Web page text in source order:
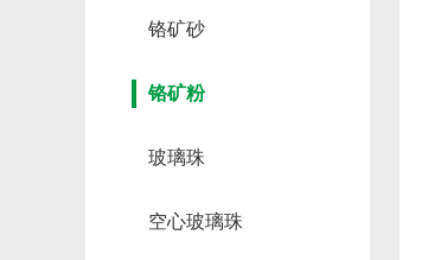
铬矿砂
铬矿粉
玻璃珠
空心玻璃珠